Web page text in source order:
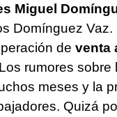
Miguel
Domínguez
de venta
rumores sobre
meses y la
Quizá